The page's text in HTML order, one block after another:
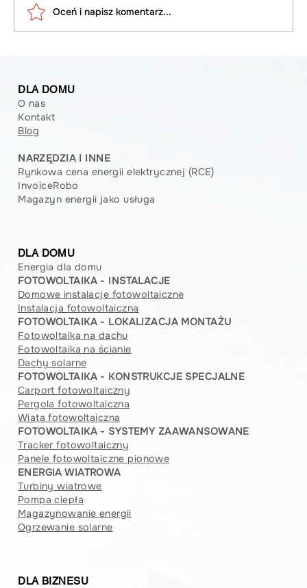
Oceń i napisz komentarz...
DLA DOMU
O nas
Kontakt
Blog
NARZĘDZIA I INNE
Rynkowa cena energii elektrycznej (RCE)
InvoiceRobo
Magazyn energii jako usługa
DLA BIZNESU
DLA DOMU
Energia dla domu
FOTOWOLTAIKA - INSTALACJE
Domowe instalacje fotowoltaiczne
Instalacja fotowoltaiczna
FOTOWOLTAIKA - LOKALIZACJA MONTAŻU
Fotowoltaika na dachu
Fotowoltaika na ścianie
Dachy solarne
FOTOWOLTAIKA - KONSTRUKCJE SPECJALNE
Carport fotowoltaiczny
Pergola fotowoltaiczna
Wiata fotowoltaiczna
FOTOWOLTAIKA - SYSTEMY ZAAWANSOWANE
Tracker fotowoltaiczny
Panele fotowoltaiczne pionowe
ENERGIA WIATROWA
Turbiny wiatrowe
Pompa ciepła
Magazynowanie energii
Ogrzewanie solarne